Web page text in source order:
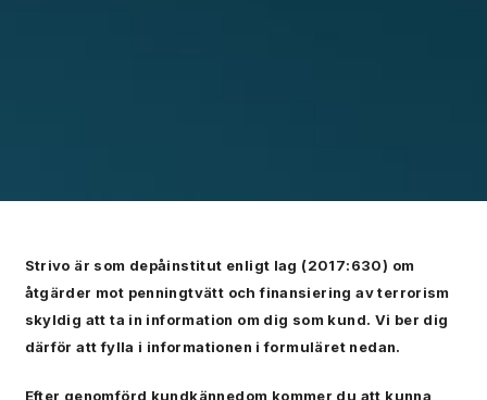
Strivo är som depåinstitut enligt lag (2017:630) om
åtgärder mot penningtvätt och finansiering av terrorism
skyldig att ta in information om dig som kund. Vi ber dig
därför att fylla i informationen i formuläret nedan.
Efter genomförd kundkännedom kommer du att kunna